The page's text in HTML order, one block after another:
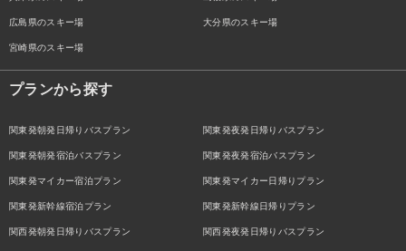
広島県のスキー場 大分県のスキー場
宮崎県のスキー場
プランから探す
関東発朝発日帰りバスプラン 関東発夜発日帰りバスプラン
関東発朝発宿泊バスプラン 関東発夜発宿泊バスプラン
関東発マイカー宿泊プラン 関東発マイカー日帰りプラン
関東発新幹線宿泊プラン 関東発新幹線日帰りプラン
関西発朝発日帰りバスプラン 関西発夜発日帰りバスプラン